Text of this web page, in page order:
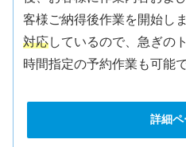
客様ご納得後作業を開始し
対応しているので、急ぎの
時間指定の予約作業も可能で
詳細ペ